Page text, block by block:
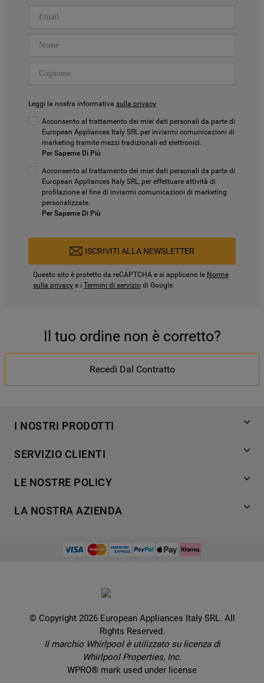
Leggi la nostra informativa sulla privacy
Acconsento al trattamento dei miei dati personali da parte di
European Appliances Italy SRL per inviarmi comunicazioni di
marketing tramite mezzi tradizionali ed elettronici.
Per Saperne Di Più
Acconsento al trattamento dei miei dati personali da parte di
European Appliances Italy SRL, per effettuare attività di
profilazione al fine di inviarmi comunicazioni di marketing
personalizzate.
Per Saperne Di Più
ISCRIVITI ALLA NEWSLETTER
Questo sito è protetto da reCAPTCHA e si applicano le Norme
sulla privacy e i Termini di servizio di Google.
Il tuo ordine non è corretto?
Recedi Dal Contratto
I NOSTRI PRODOTTI
Refrigerazione
Cottura
Aria condizionata
Ricette
SERVIZIO CLIENTI
Supporto
Contatti
Service locator
Domande frequenti
Sul sicuro
LE NOSTRE POLICY
Cookie Policy
Etichette energetiche e schede prodotto
Codice etico
Dichiarazione di accessibilità
Preferenze Cookie
LA NOSTRA AZIENDA
Lavora con noi
© Copyright 2026 European Appliances Italy SRL. All
Rights Reserved.
Il marchio Whirlpool è utilizzato su licenza di
Whirlpool Properties, Inc.
WPRO® mark used under license